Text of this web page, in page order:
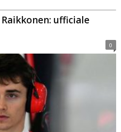
ufficiale
0